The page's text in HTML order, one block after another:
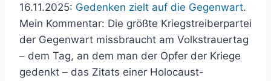
16.11.2025: Gedenken zielt auf die Gegenwart.
Mein Kommentar: Die größte Kriegstreiberpartei
der Gegenwart missbraucht am Volkstrauertag
– dem Tag, an dem man der Opfer der Kriege
gedenkt – das Zitats einer Holocaust-